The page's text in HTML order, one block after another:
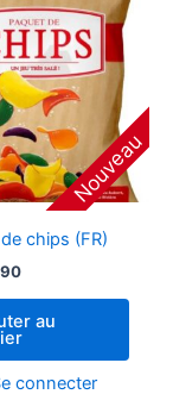
Nouveau
chips (FR)
au
connecter